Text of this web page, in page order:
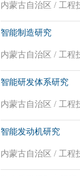
内蒙古自治区 / 工程
智能制造研究
内蒙古自治区 / 工程
智能研发体系研究
内蒙古自治区 / 工程
智能发动机研究
内蒙古自治区 / 工程